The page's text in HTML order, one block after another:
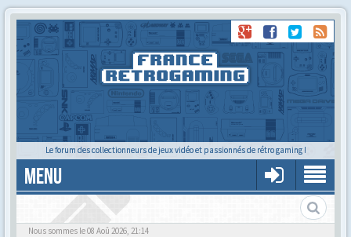
Le forum des collectionneurs de jeux vidéo et passionnés de rétro gaming !
MENU
Si vous n'avez rien à dire, ne dîtes rien !
Nous sommes le 08 Aoû 2026, 21:14